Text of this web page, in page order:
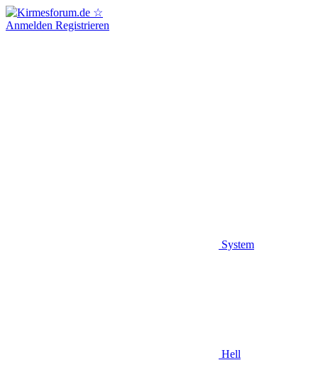
Anmelden Registrieren
System
Hell